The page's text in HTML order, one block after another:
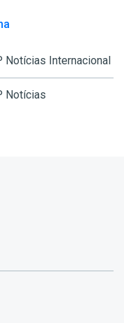
Notícias Internacional
Notícias